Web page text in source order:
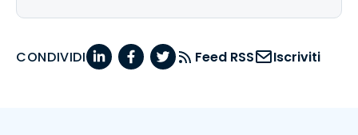
CONDIVIDI Feed RSS Iscriviti